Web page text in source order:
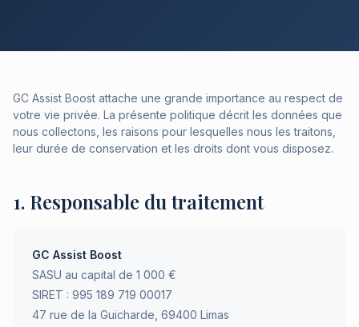
GC Assist Boost attache une grande importance au respect de
votre vie privée. La présente politique décrit les données que
nous collectons, les raisons pour lesquelles nous les traitons,
leur durée de conservation et les droits dont vous disposez.
1. Responsable du traitement
GC Assist Boost
SASU au capital de 1 000 €
SIRET : 995 189 719 00017
47 rue de la Guicharde, 69400 Limas